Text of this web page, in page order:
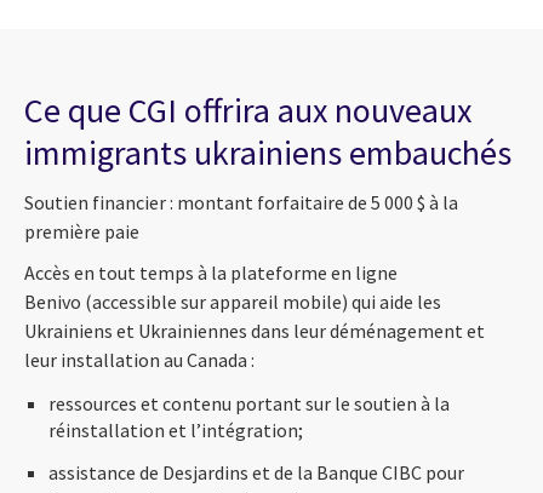
Ce que CGI offrira aux nouveaux
immigrants ukrainiens embauchés
Soutien financier : montant forfaitaire de 5 000 $ à la
première paie
Accès en tout temps à la plateforme en ligne
Benivo (accessible sur appareil mobile) qui aide les
Ukrainiens et Ukrainiennes dans leur déménagement et
leur installation au Canada :
ressources et contenu portant sur le soutien à la
réinstallation et l’intégration;
assistance de Desjardins et de la Banque CIBC pour